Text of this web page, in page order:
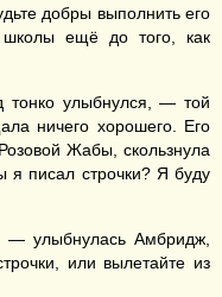
добры выполнить его
школы ещё до того, как
улыбнулся, — той
ничего хорошего. Его
Жабы, скользнула
писал строчки? Я буду
улыбнулась Амбридж,
или вылетайте из